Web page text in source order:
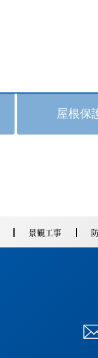
屋根保
景観工事